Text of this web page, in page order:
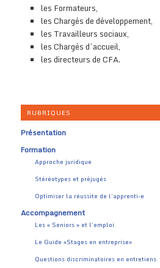
les Formateurs,
les Chargés de développement,
les Travailleurs sociaux,
les Chargés d’accueil,
les directeurs de CFA.
RUBRIQUES
Présentation
Formation
Approche juridique
Stéréotypes et préjugés
Optimiser la réussite de l’apprenti-e
Accompagnement
Les « Seniors » et l’emploi
Le Guide «Stages en entreprise»
Questions discriminatoires en entretiens